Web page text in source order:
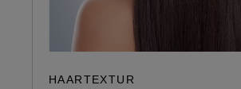
HAARTEXTUR